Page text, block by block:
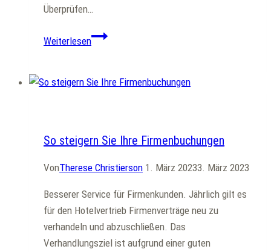
Überprüfen…
WeiterlesenSteigerung
–
tun?
So steigern Sie Ihre Firmenbuchungen
VonTherese Christierson 1. März 20233. März 2023
Besserer Service für Firmenkunden. Jährlich gilt es
für den Hotelvertrieb Firmenverträge neu zu
verhandeln und abzuschließen. Das
Verhandlungsziel ist aufgrund einer guten